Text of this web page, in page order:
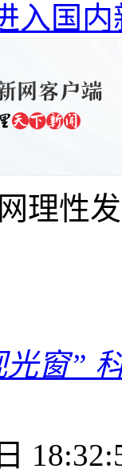
入国内
理性
窗”